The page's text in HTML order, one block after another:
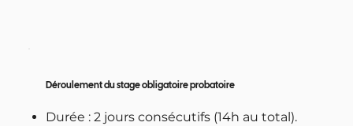
Déroulement du stage obligatoire probatoire
Durée : 2 jours consécutifs (14h au total).